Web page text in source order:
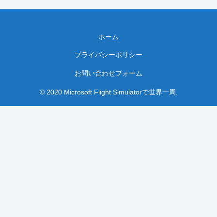
ホーム
プライバシーポリシー
お問い合わせフォーム
© 2020 Microsoft Flight Simulatorで世界一周.